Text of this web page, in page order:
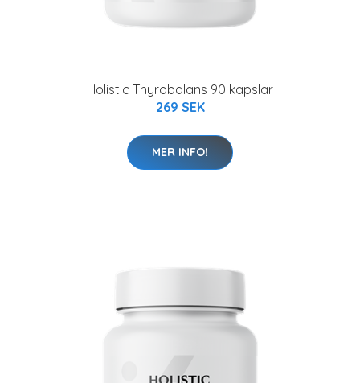
Holistic Thyrobalans 90 kapslar
269 SEK
MER INFO!